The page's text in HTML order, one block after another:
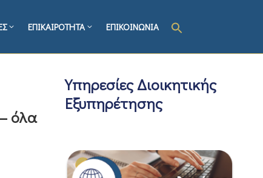
ΕΠΙΚΑΙΡΟΤΗΤΑ ΕΠΙΚΟΙΝΩΝΙΑ
όλα
Υπηρεσίες Διοικητικής
Εξυπηρέτησης